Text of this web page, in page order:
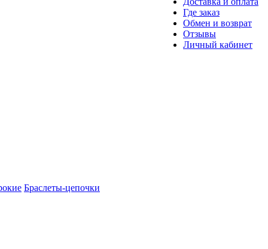
Где заказ
Обмен и возврат
Отзывы
Личный кабинет
Браслеты-цепочки